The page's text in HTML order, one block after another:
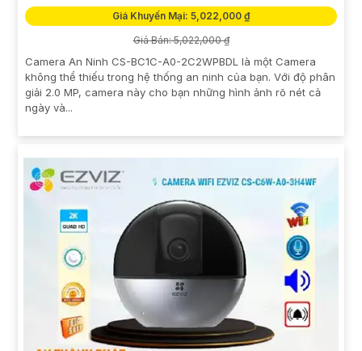
Giá Khuyến Mại: 5,022,000 ₫
Giá Bán: 5,022,000 ₫
Camera An Ninh CS-BC1C-A0-2C2WPBDL là một Camera
không thể thiếu trong hệ thống an ninh của bạn. Với độ phân
giải 2.0 MP, camera này cho bạn những hình ảnh rõ nét cả
ngày và...